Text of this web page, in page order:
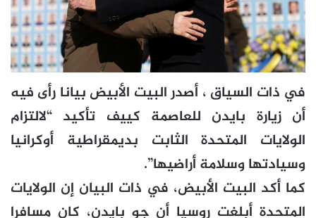
في ذات السياق ، أصدر البيت الأبيض بيانا رأى فيه
أن زيارة بايدن للعاصمة كييف تأكيد “لالتزام
الولايات المتحدة الثابت بديمقراطية أوكرانيا
وسيادتها وسلامة أراضيها”.
كما أكد البيت الأبيض، في ذات البيان إن الولايات
المتحدة أبلغت روسيا أن جو بايدن، كان مسافرا